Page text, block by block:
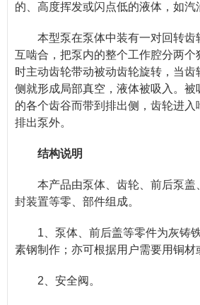
的、高度挥发或闪点低的液体，如汽
本型泵在泵体中装有一对回转齿
互啮合，把泵内的整个工作腔分两个
时主动齿轮带动被动齿轮旋转，当齿
侧就形成局部真空，液体被吸入。被
的各个齿谷而带到排出侧，齿轮进
排出泵外。
结构说明
本产品由泵体、齿轮、前后泵盖
封装置等零、部件组成。
1、泵体、前后盖等零件为灰铸
素钢制作；亦可根据用户需要用铜材
2、安全阀。